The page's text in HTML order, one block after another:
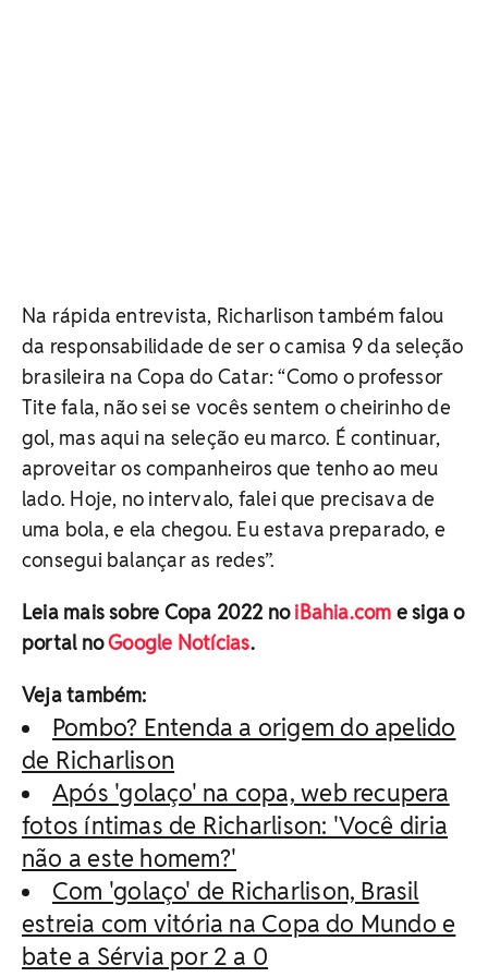
Na rápida entrevista, Richarlison também falou
da responsabilidade de ser o camisa 9 da seleção
brasileira na Copa do Catar: “Como o professor
Tite fala, não sei se vocês sentem o cheirinho de
gol, mas aqui na seleção eu marco. É continuar,
aproveitar os companheiros que tenho ao meu
lado. Hoje, no intervalo, falei que precisava de
uma bola, e ela chegou. Eu estava preparado, e
consegui balançar as redes”.
Leia mais sobre Copa 2022 noiBahia.com e siga o
portal noGoogle Notícias.
Veja também:
Pombo? Entenda a origem do apelido
de Richarlison
Após 'golaço' na copa, web recupera
fotos íntimas de Richarlison: 'Você diria
não a este homem?'
Com 'golaço' de Richarlison, Brasil
estreia com vitória na Copa do Mundo e
bate a Sérvia por 2 a 0